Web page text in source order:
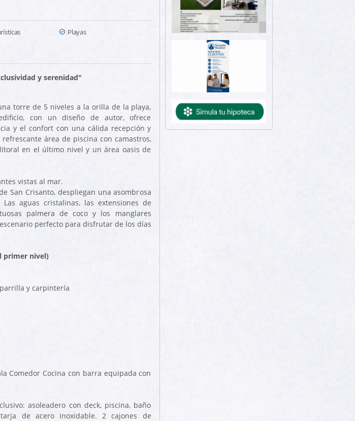
Playas
y serenidad"
torre de 5 niveles a la orilla de la playa,
con un diseño de autor, ofrece
y el confort con una cálida recepción y
área de piscina con camastros,
en el último nivel y un área oasis de
vistas al mar.
San Crisanto, despliegan una asombrosa
aguas cristalinas, las extensiones de
palmera de coco y los manglares
perfecto para disfrutar de los días
primer nivel)
y carpintería
Comedor Cocina con barra equipada con
asoleadero con deck, piscina, baño
de acero inoxidable. 2 cajones de